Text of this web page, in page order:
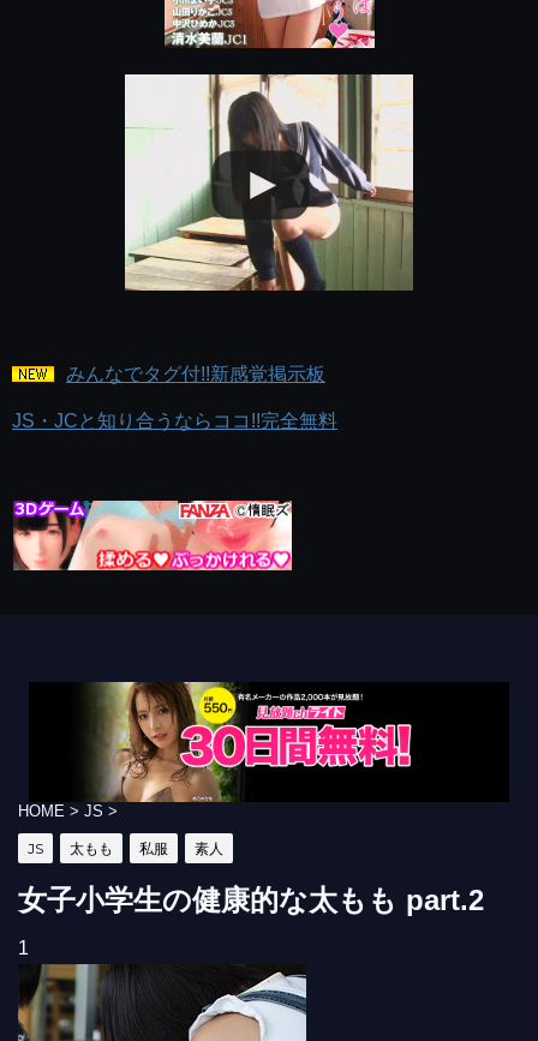
みんなでタグ付!!新感覚掲示板
JS・JCと知り合うならココ!!完全無料
HOME > JS >
JS 太もも 私服 素人
女子小学生の健康的な太もも part.2
1